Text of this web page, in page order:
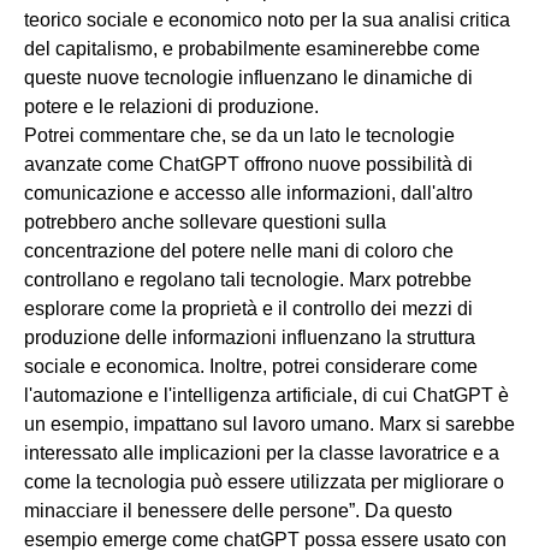
teorico sociale e economico noto per la sua analisi critica
del capitalismo, e probabilmente esaminerebbe come
queste nuove tecnologie influenzano le dinamiche di
potere e le relazioni di produzione.
Potrei commentare che, se da un lato le tecnologie
avanzate come ChatGPT offrono nuove possibilità di
comunicazione e accesso alle informazioni, dall'altro
potrebbero anche sollevare questioni sulla
concentrazione del potere nelle mani di coloro che
controllano e regolano tali tecnologie. Marx potrebbe
esplorare come la proprietà e il controllo dei mezzi di
produzione delle informazioni influenzano la struttura
sociale e economica. Inoltre, potrei considerare come
l'automazione e l'intelligenza artificiale, di cui ChatGPT è
un esempio, impattano sul lavoro umano. Marx si sarebbe
interessato alle implicazioni per la classe lavoratrice e a
come la tecnologia può essere utilizzata per migliorare o
minacciare il benessere delle persone”. Da questo
esempio emerge come chatGPT possa essere usato con